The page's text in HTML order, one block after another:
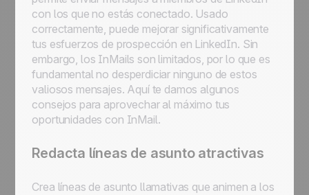
con los que no estás conectado. Usado
correctamente, puede mejorar significativamente
tus esfuerzos de prospección en LinkedIn. Sin
embargo, los InMails son limitados, por lo que es
fundamental no desperdiciar ninguno de estos
valiosos mensajes. Aquí te damos algunos
consejos para aprovechar al máximo tus
oportunidades con InMail.
Redacta líneas de asunto atractivas
Crea líneas de asunto llamativas que animen a los